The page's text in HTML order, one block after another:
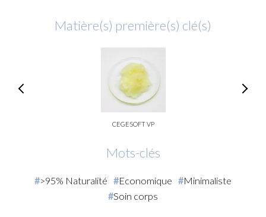
Matière(s) première(s) clé(s)
CEGESOFT VP
Mots-clés
>95% Naturalité Economique
Minimaliste
Soin corps